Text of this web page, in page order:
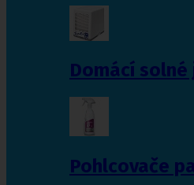
Domácí solné
Pohlcovače